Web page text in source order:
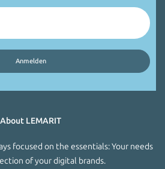
About LEMARIT
focused on the essentials: Your needs
of your digital brands.